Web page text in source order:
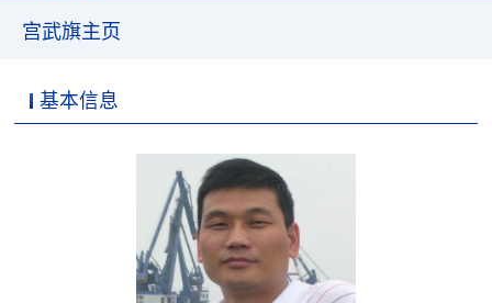
宫武旗主页
基本信息